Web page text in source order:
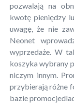
pozwalają na
kwotę pieniędzy
uwagę, że nie
Neonet
wyprzedaże. W
koszyka wybrany
niczym innym.
przybierają różne
bazie